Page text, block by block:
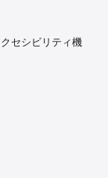
セシビリティ機